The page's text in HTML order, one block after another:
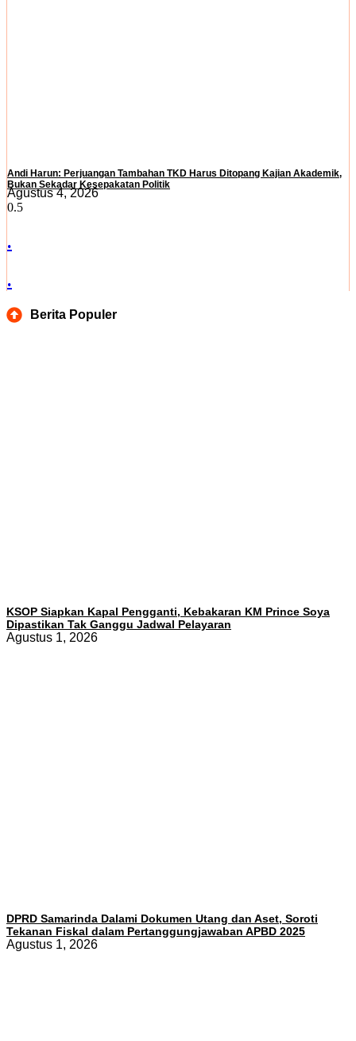
Andi Harun: Perjuangan Tambahan TKD Harus Ditopang Kajian Akademik,
Bukan Sekadar Kesepakatan Politik
Agustus 4, 2026
.
.
Berita Populer
KSOP Siapkan Kapal Pengganti, Kebakaran KM Prince Soya
Dipastikan Tak Ganggu Jadwal Pelayaran
Agustus 1, 2026
DPRD Samarinda Dalami Dokumen Utang dan Aset, Soroti
Tekanan Fiskal dalam Pertanggungjawaban APBD 2025
Agustus 1, 2026